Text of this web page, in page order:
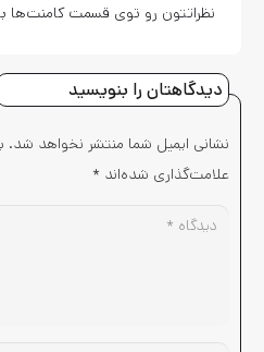
نظراتتون رو توی قسمت کامنت‌ها
دیدگاهتان را بنویسید
نشانی ایمیل شما منتشر نخواهد شد.
علامت‌گذاری شده‌اند *